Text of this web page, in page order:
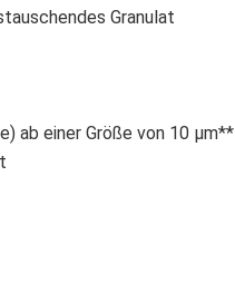
Granulat
ab einer Größe von 10 µm**